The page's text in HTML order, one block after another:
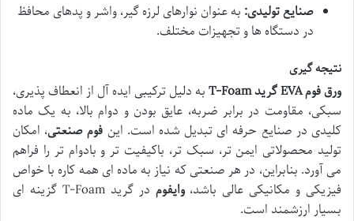
صنایع تولیدی: به عنوان نوارهای لرزه گیر، واشر و پدهای محافظ
در دستگاه ها و تجهیزات مختلف.
نتیجه گیری
ورق فوم EVA گرید T-Foam
به دلیل ترکیبی ایده آل از انعطاف پذیری،
سبکی، مقاومت در برابر ضربه، عایق بودن و دوام بالا، به یک ماده
کلیدی در صنایع حرفه ای تبدیل شده است. این فوم صنعتی، امکان
تولید محصولاتی ایمن تر، سبک تر، باکیفیت تر و بادوام تر را فراهم
می آورد. بنابراین، در هر صنعتی که نیاز به ماده ای همه کاره با خواص
فیزیکی و مکانیکی عالی باشد،وایفوم
در گرید T-Foam گزینه ای
بسیار ارزشمند است.